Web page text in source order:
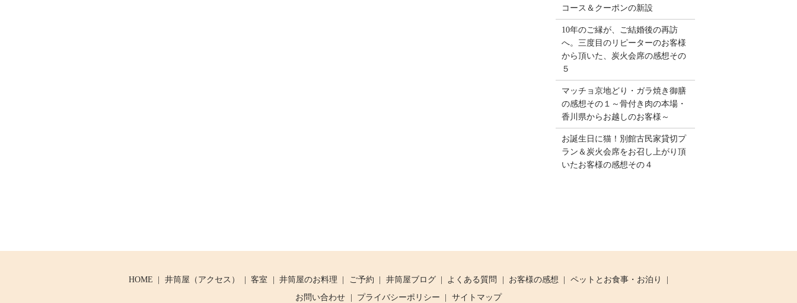
コース＆クーポンの新設
10年のご縁が、ご結婚後の再訪
へ。三度目のリピーターのお客様
から頂いた、炭火会席の感想その
５
マッチョ京地どり・ガラ焼き御膳
の感想その１～骨付き肉の本場・
香川県からお越しのお客様～
お誕生日に猫！別館古民家貸切プ
ラン＆炭火会席をお召し上がり頂
いたお客様の感想その４
HOME 井筒屋（アクセス） 客室 井筒屋のお料理 ご予約 井筒屋ブログ よくある質問 お客様の感想
ペットとお食事・お泊り
お問い合わせ
プライバシーポリシー サイトマップ